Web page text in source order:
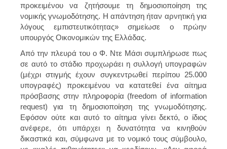
προκειμένου να ζητήσουμε τη δημοσιοποίηση της
νομικής γνωμοδότησης. Η απάντηση ήταν αρνητική για
λόγους εμπιστευτικότητας» σημείωσε ο πρώην
υπουργός Οικονομικών της Ελλάδας.
Από την πλευρά του ο Φ. Ντε Μάσι συμπλήρωσε πως
σε αυτό το στάδιο προχωράει η συλλογή υπογραφών
(μέχρι στιγμής έχουν συγκεντρωθεί περίπου 25.000
υπογραφές) προκειμένου να κατατεθεί ένα αίτημα
πρόσβασης στην πληροφορία (freedom of information
request) για τη δημοσιοποίηση της γνωμοδότησης.
Εφόσον ούτε και αυτό το αίτημα γίνει δεκτό, ο ίδιος
ανέφερε, ότι υπάρχει η δυνατότητα να κινηθούν
δικαστικά και, σύμφωνα με το νομικό τους σύμβουλο,